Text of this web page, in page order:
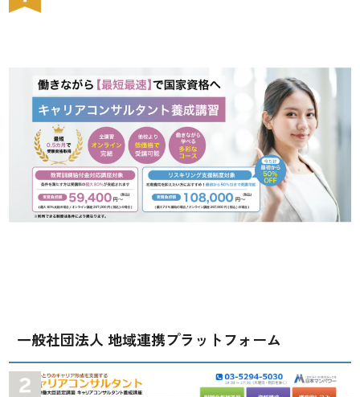
一般社団法人 地域連携プラットフォーム